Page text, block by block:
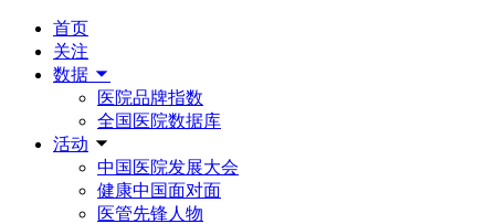
首页
关注
数据
医院品牌指数
全国医院数据库
活动
中国医院发展大会
健康中国面对面
医管先锋人物